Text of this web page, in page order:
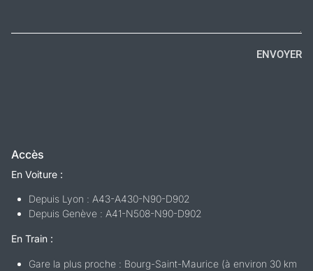
ENVOYER
Accès
En Voiture :
Depuis Lyon : A43-A430-N90-D902
Depuis Genève : A41-N508-N90-D902
En Train :
Gare la plus proche : Bourg-Saint-Maurice (à environ 30 km